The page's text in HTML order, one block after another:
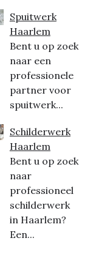
Spuitwerk
Haarlem
Bent u op zoek
naar een
professionele
partner voor
spuitwerk...
Schilderwerk
Haarlem
Bent u op zoek
naar
professioneel
schilderwerk
in Haarlem?
Een...